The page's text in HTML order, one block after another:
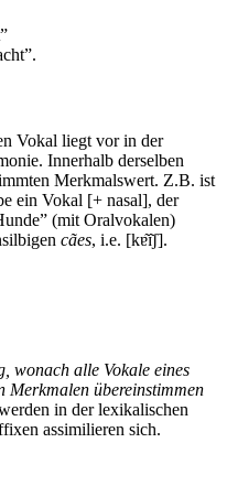
Vokal liegt vor in der
Innerhalb derselben
Merkmalswert. Z.B. ist
ein Vokal [+ nasal], der
(mit Oralvokalen)
cães, i.e. [kɐ͂ɪ͂ʃ].
wonach alle Vokale eines
Merkmalen übereinstimmen
in der lexikalischen
assimilieren sich.